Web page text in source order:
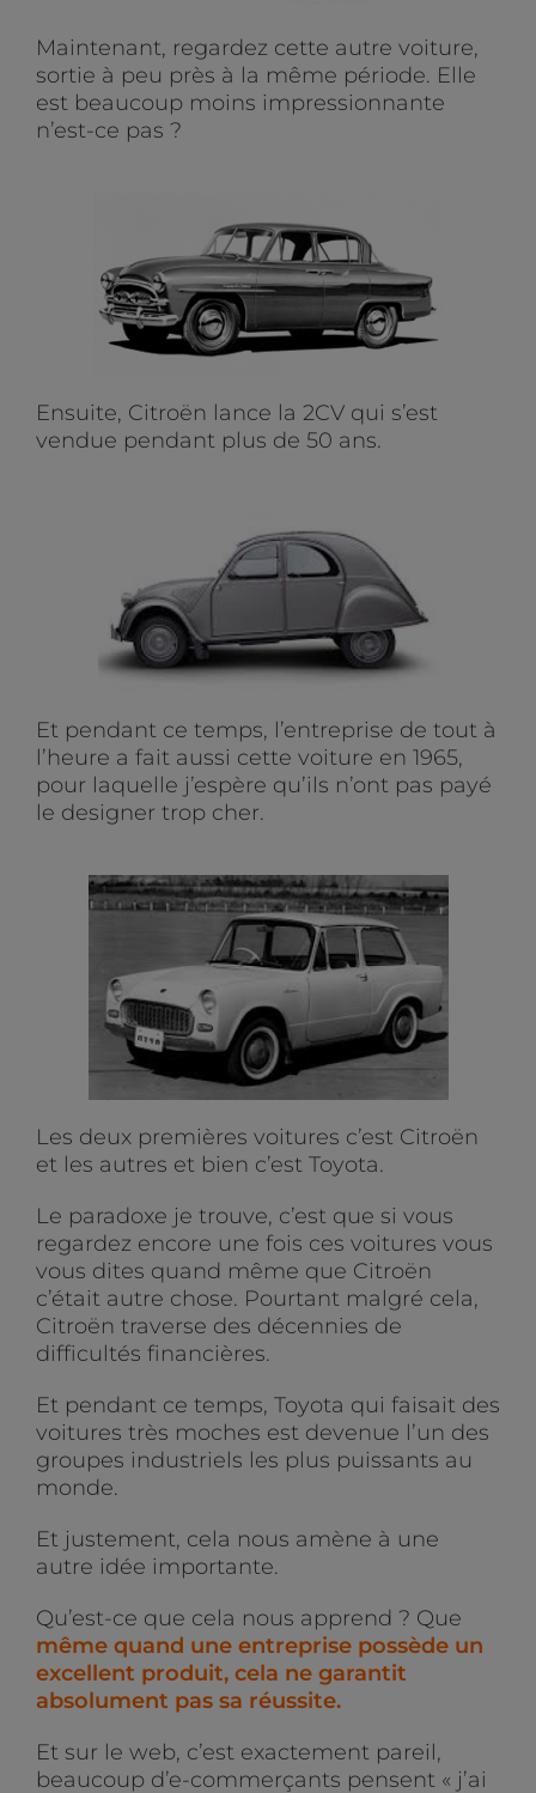
Maintenant, regardez cette autre voiture,
sortie à peu près à la même période. Elle
est beaucoup moins impressionnante
n’est-ce pas ?
Ensuite, Citroën lance la 2CV qui s’est
vendue pendant plus de 50 ans.
Et pendant ce temps, l’entreprise de tout à
l’heure a fait aussi cette voiture en 1965,
pour laquelle j’espère qu’ils n’ont pas payé
le designer trop cher.
Les deux premières voitures c’est Citroën
et les autres et bien c’est Toyota.
Le paradoxe je trouve, c’est que si vous
regardez encore une fois ces voitures vous
vous dites quand même que Citroën
c’était autre chose. Pourtant malgré cela,
Citroën traverse des décennies de
difficultés financières.
Et pendant ce temps, Toyota qui faisait des
voitures très moches est devenue l’un des
groupes industriels les plus puissants au
monde.
Et justement, cela nous amène à une
autre idée importante.
Qu’est-ce que cela nous apprend ? Que
même quand une entreprise possède un
excellent produit, cela ne garantit
absolument pas sa réussite.
Et sur le web, c’est exactement pareil,
beaucoup d’e-commerçants pensent « j’ai